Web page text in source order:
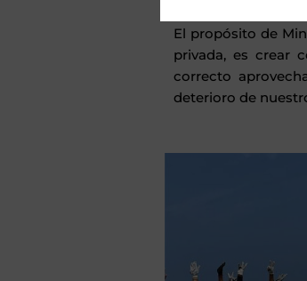
El propósito de
privada, es crear
correcto
deterioro de